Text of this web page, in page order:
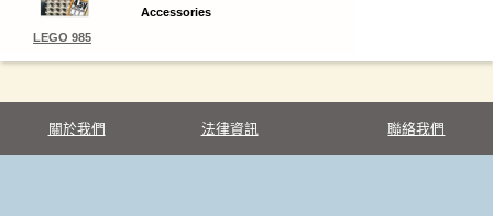
LEGO 985
Accessories
關於我們 法律資訊 聯絡我們